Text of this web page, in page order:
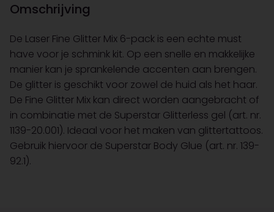
Omschrijving
De Laser Fine Glitter Mix 6-pack is een echte must
have voor je schmink kit. Op een snelle en makkelijke
manier kan je sprankelende accenten aan brengen.
De glitter is geschikt voor zowel de huid als het haar.
De Fine Glitter Mix kan direct worden aangebracht of
in combinatie met de Superstar Glitterless gel (art. nr.
1139-20.001). Ideaal voor het maken van glittertattoos.
Gebruik hiervoor de Superstar Body Glue (art. nr. 139-
92.1).